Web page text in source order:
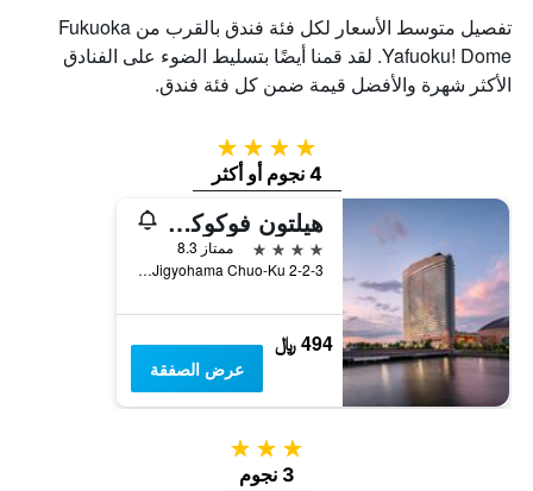
تفصيل متوسط الأسعار لكل فئة فندق بالقرب من Fukuoka
Yafuoku! Dome. لقد قمنا أيضًا بتسليط الضوء على الفنادق
الأكثر شهرة والأفضل قيمة ضمن كل فئة فندق.
4 نجوم
4 نجوم أو أكثر
هيلتون فوكوكا سير هوك
4 نجوم
ممتاز 8.3
2-2-3 Jigyohama Chuo-Ku, فوكوكا, اليابان
494 ﷼
عرض الصفقة
3 نجوم
3 نجوم